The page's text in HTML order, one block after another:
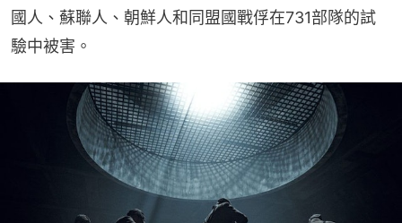
國人、蘇聯人、朝鮮人和同盟國戰俘在731部隊的試
驗中被害。